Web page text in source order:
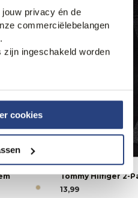
privacy én de
commerciëlebelangen
zijn ingeschakeld worden
cookies
Tommy Hilfiger 2-
13,99